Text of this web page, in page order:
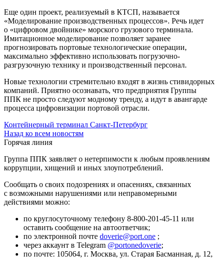
Еще один проект, реализуемый в КТСП, называется
«Моделирование производственных процессов». Речь идет
о «цифровом двойнике» морского грузового терминала.
Имитационное моделирование позволяет заранее
прогнозировать портовые технологические операции,
максимально эффективно использовать погрузочно-
разгрузочную технику и производственный персонал.
Новые технологии стремительно входят в жизнь стивидорных
компаний. Приятно осознавать, что предприятия Группы
ППК не просто следуют модному тренду, а идут в авангарде
процесса цифровизации портовой отрасли.
Контейнерный терминал Санкт-Петербург
Назад ко всем новостям
Горячая линия
Группа ППК заявляет о нетерпимости к любым проявлениям
коррупции, хищений и иных злоупотреблений.
Сообщать о своих подозрениях и опасениях, связанных
с возможными нарушениями или неправомерными
действиями можно:
по круглосуточному телефону 8-800-201-45-11 или
оставить сообщение на автоответчик;
по электронной почте doverie@port.one ;
через аккаунт в Telegram @portonedoverie;
по почте: 105064, г. Москва, ул. Старая Басманная, д. 12,